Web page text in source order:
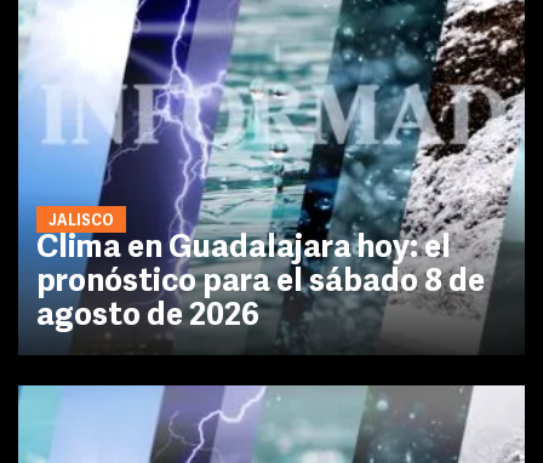
JALISCO
Clima en Guadalajara hoy: el
pronóstico para el sábado 8 de
agosto de 2026